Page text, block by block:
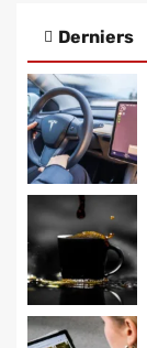
Derniers